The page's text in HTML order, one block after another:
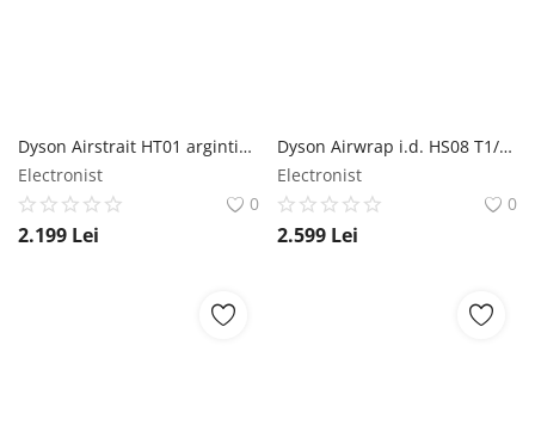
Dyson Airstrait HT01 argintiu/coper - Placa de păr Dyson
Electronist
0
2.199 Lei
Dyson Airwrap i.d. HS08 T1/T2 vinca albastru/topaz - Fier de ondulat Dyson
Electronist
0
2.599 Lei